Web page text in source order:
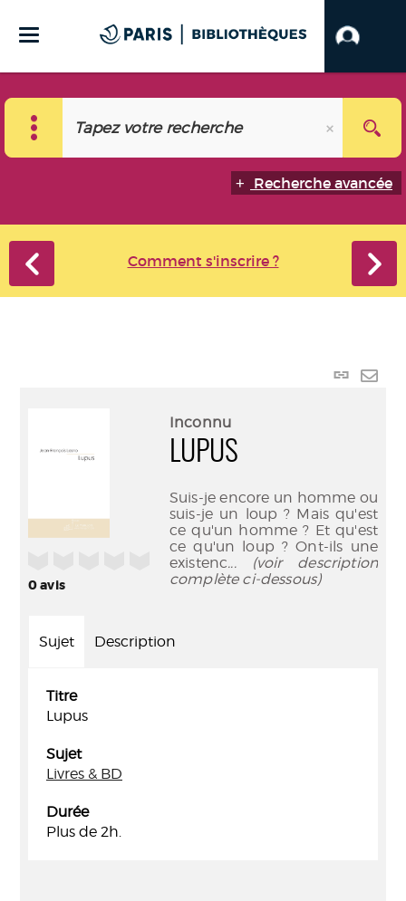
Recherche avancée
Comment s'inscrire ?
Lien
0avis
Inconnu
LUPUS
Suis-je encore un homme ou
suis-je un loup ? Mais qu'est
ce qu'un homme ? Et qu'est
ce qu'un loup ? Ont-ils une
existenc... (voir description
complète ci-dessous)
Sujet Description
Titre
Lupus
Sujet
Livres & BD
Durée
Plus de 2h.